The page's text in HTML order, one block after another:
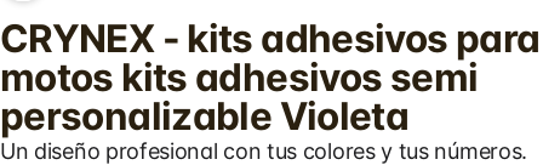
CRYNEX - kits adhesivos para
motos kits adhesivos semi
personalizable Violeta
Un diseño profesional con tus colores y tus números.